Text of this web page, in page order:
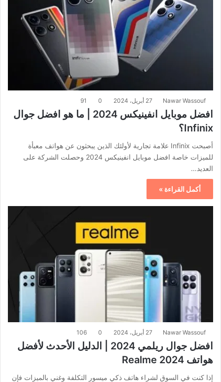
Nawar Wassouf 27 أبريل، 2024 0
91
افضل موبايل انفينيكس 2024 | ما هو افضل جوال
Infinix؟
أصبحت Infinix علامة تجارية لأولئك الذين يبحثون عن هواتف معبأة
للميزات خاصة افضل موبايل انفينيكس 2024 وحصلت الشركة على
العديد…
أكمل القراءة »
Nawar Wassouf 27 أبريل، 2024 0
106
افضل جوال ريلمي 2024 | الدليل الأحدث لأفضل
هواتف Realme 2024
إذا كنت في السوق لشراء هاتف ذكي ميسور التكلفة وغني بالميزات فإن